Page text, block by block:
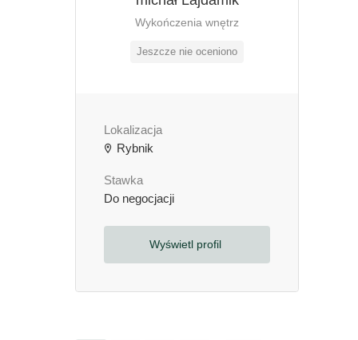
Wykończenia wnętrz
Jeszcze nie oceniono
Lokalizacja
Rybnik
Stawka
Do negocjacji
Wyświetl profil